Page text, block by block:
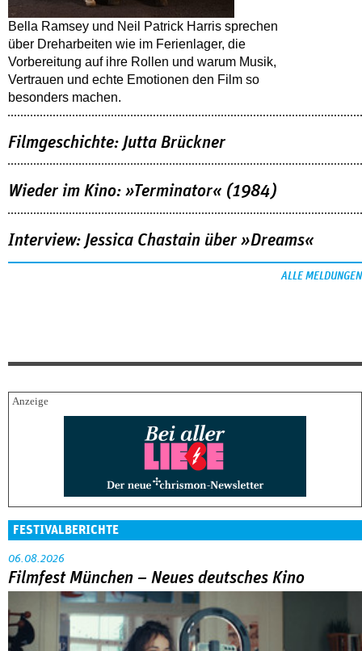
Bella Ramsey und Neil Patrick Harris sprechen
über Dreharbeiten wie im Ferienlager, die
Vorbereitung auf ihre Rollen und warum Musik,
Vertrauen und echte Emotionen den Film so
besonders machen.
Filmgeschichte: Jutta Brückner
Wieder im Kino: »Terminator« (1984)
Interview: Jessica Chastain über »Dreams«
ALLE MELDUNGEN
FESTIVALBERICHTE
06.08.2026
Filmfest München – Neues deutsches Kino